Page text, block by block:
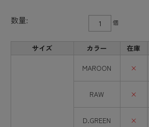
数量: 個
サイズ カラー 在庫
MAROON ×
RAW ×
D.GREEN ×